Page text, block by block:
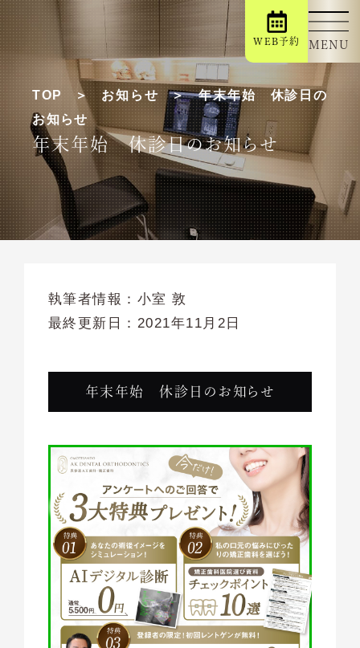
TOP お知らせ
年末年始 休診日の
お知らせ
年末年始 休診日のお知らせ
執筆者情報： 小室 敦
最終更新日： 2021年11月2日
年末年始 休診日のお知らせ
MENU
WEB予約